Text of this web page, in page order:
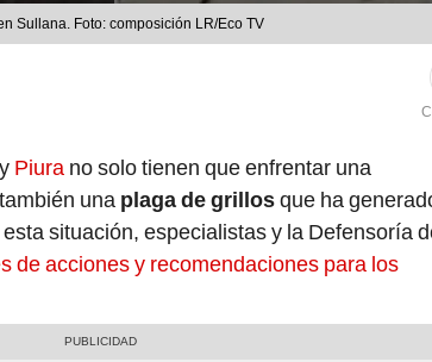
Sullana. Foto: composición LR/Eco TV
y Piura no solo tienen que enfrentar una
una plaga de grillosque ha
situación, especialistas y la Defensoría
de acciones y recomendaciones para los